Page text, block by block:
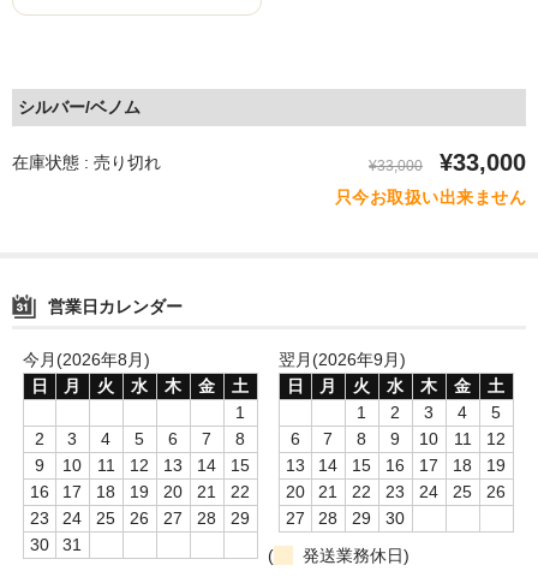
シルバー/ベノム
在庫状態 : 売り切れ ¥33,000 ¥33,000
只今お取扱い出来ません
営業日カレンダー
今月(2026年8月)
日
月 火 水 木 金
土
1
2
3 4 5 6 7
8
9
10 11 12 13 14
15
16
17 18 19 20 21
22
23
24 25 26 27 28
29
30
31
翌月(2026年9月)
日
月 火 水 木 金
土
1
2 3 4
5
6
7 8 9 10 11
12
13
14 15 16 17 18
19
20
21 22 23 24 25
26
27
28 29
30
(
発送業務休日)